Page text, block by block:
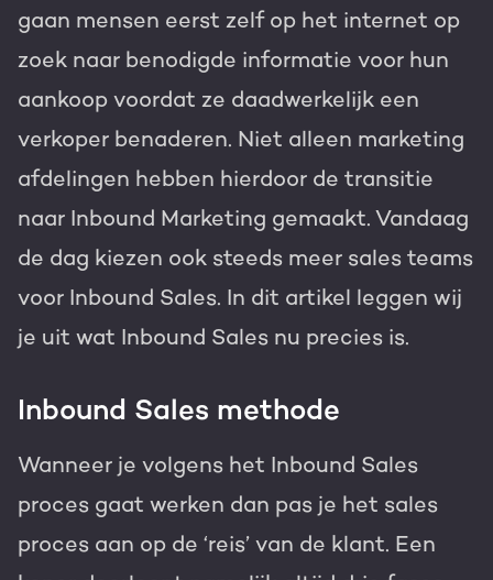
HubSpot websites
Modules & templates
Membership portals
Growth-driven design
Gratis portal scan
Nederlands Zoek
gaan mensen eerst zelf op het internet op
zoek naar benodigde informatie voor hun
aankoop voordat ze daadwerkelijk een
verkoper benaderen. Niet alleen marketing
afdelingen hebben hierdoor de transitie
naar Inbound Marketing gemaakt. Vandaag
de dag kiezen ook steeds meer sales teams
voor Inbound Sales. In dit artikel leggen wij
je uit wat Inbound Sales nu precies is.
Inbound Sales methode
Wanneer je volgens het Inbound Sales
proces gaat werken dan pas je het sales
proces aan op de ‘reis’ van de klant. Een